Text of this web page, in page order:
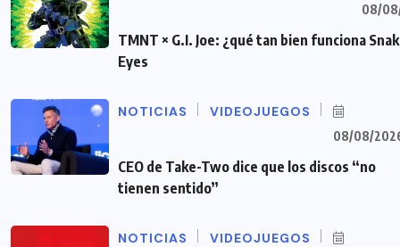
08/
TMNT × G.I. Joe: ¿qué tan bien funciona
Eyes
NOTICIAS VIDEOJUEGOS
08/08/
CEO de Take-Two dice que los discos “no
tienen sentido”
NOTICIAS VIDEOJUEGOS